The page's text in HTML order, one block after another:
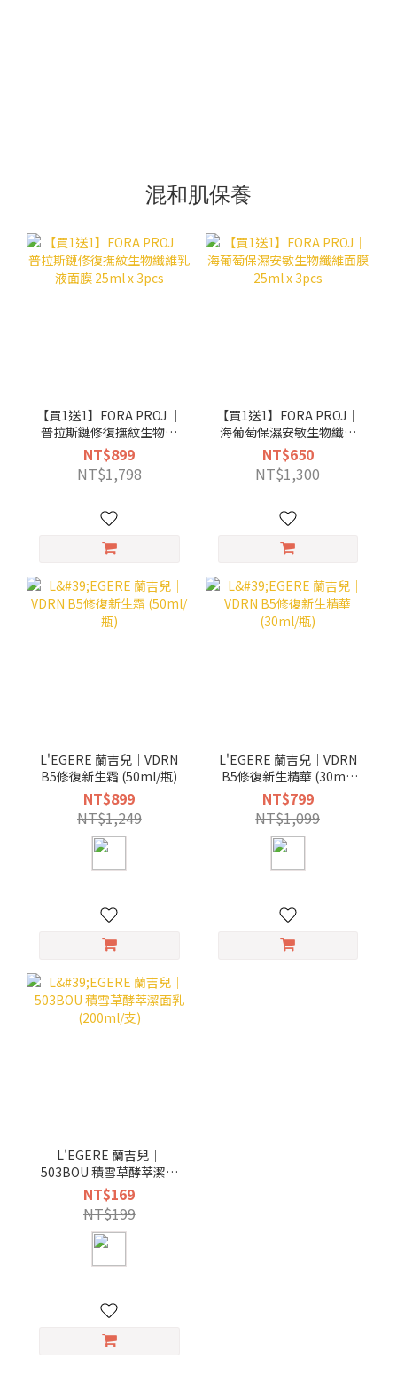
混和肌保養
【買1送1】FORA PROJ ｜
普拉斯鏈修復撫紋生物纖
維乳液面膜 25ml x 3pcs
NT$899
NT$1,798
【買1送1】FORA PROJ｜
海葡萄保濕安敏生物纖維
面膜 25ml x 3pcs
NT$650
NT$1,300
L'EGERE 蘭吉兒｜VDRN
B5修復新生霜 (50ml/瓶)
NT$899
NT$1,249
L'EGERE 蘭吉兒｜VDRN
B5修復新生精華 (30ml/
瓶)
NT$799
NT$1,099
L'EGERE 蘭吉兒｜
503BOU 積雪草酵萃潔面
乳 (200ml/支)
NT$169
NT$199